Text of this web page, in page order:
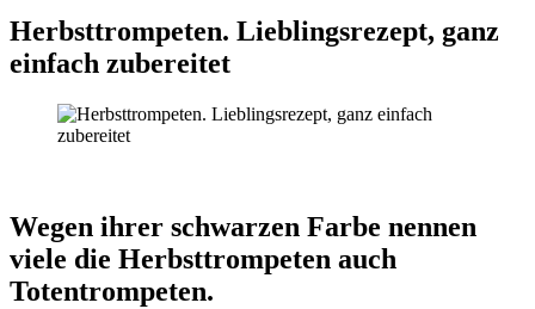
Herbsttrompeten. Lieblingsrezept, ganz
einfach zubereitet
Wegen ihrer schwarzen Farbe nennen
viele die Herbsttrompeten auch
Totentrompeten.